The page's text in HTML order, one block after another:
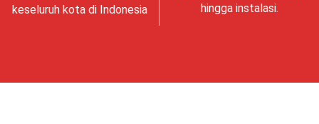
keseluruh kota di Indonesia
hingga instalasi.